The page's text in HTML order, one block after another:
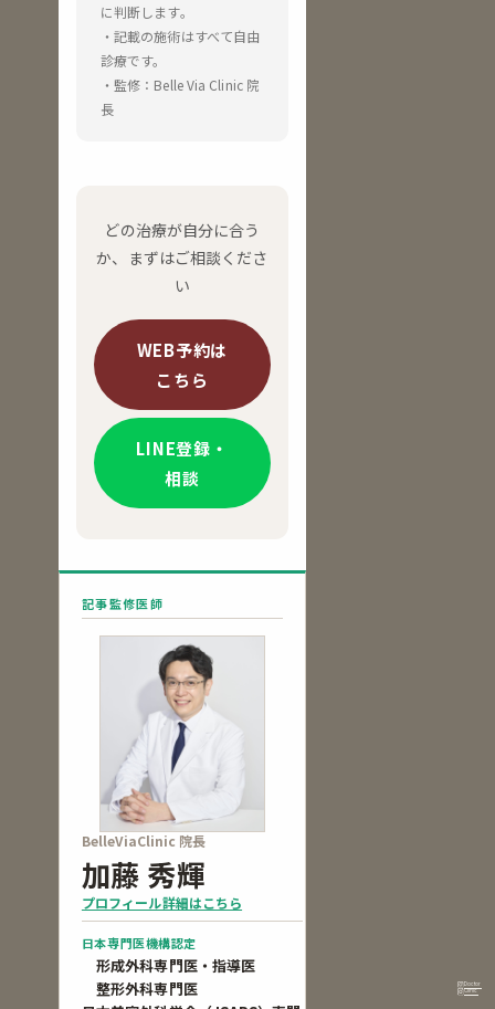
Doctor
Clinic
に判断します。
・記載の施術はすべて自由
診療です。
・監修：Belle Via Clinic 院
長
どの治療が自分に合う
か、まずはご相談くださ
い
WEB予約は
こちら
LINE登録・
相談
記事監修医師
BelleViaClinic 院長
加藤 秀輝
プロフィール詳細はこちら
日本専門医機構認定
形成外科専門医・指導医
整形外科専門医